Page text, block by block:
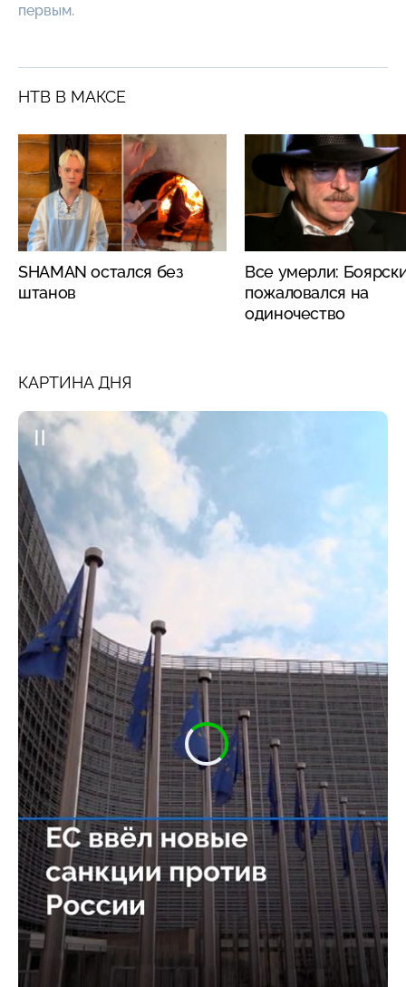
первым.
НТВ В МАКСЕ
SHAMAN остался без
штанов
Все умерли:
пожаловался на
одиночество
КАРТИНА ДНЯ